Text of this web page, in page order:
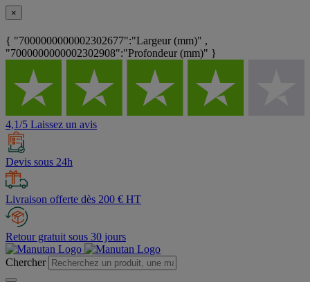
×
{ "7000000000002302677":"Largeur (mm)" ,
"7000000000002302908":"Profondeur (mm)" }
4,1/5 Laissez un avis
Devis sous 24h
Livraison offerte dès 200 € HT
Retour gratuit sous 30 jours
Chercher